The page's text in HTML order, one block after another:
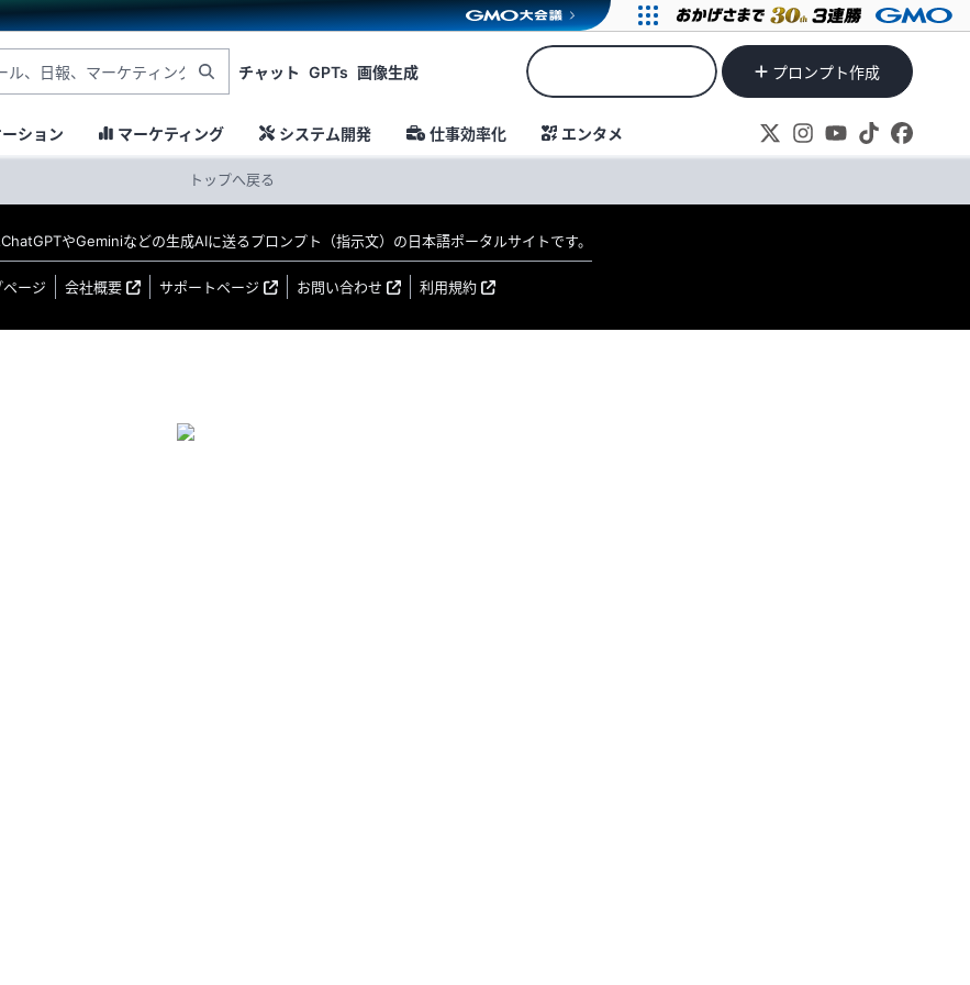
チャット GPTs 画像生成 プロンプト作成
ション マーケティング システム開発 仕事効率化 エンタメ
トップへ戻る
やGeminiなどの生成AIに送るプロンプト（指示文）の日本語ポータルサイトです。
ページ 会社概要 サポートページ お問い合わせ 利用規約